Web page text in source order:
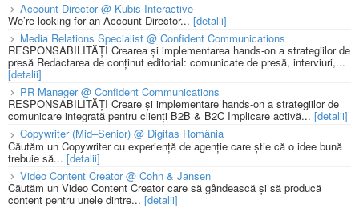
Account Director @ Kubis Interactive
We’re looking for an Account Director... [detalii]
Media Relations Specialist @ Confident Communications
RESPONSABILITĂȚI Crearea și implementarea hands-on a strategiilor de
presă Redactarea de conținut editorial: comunicate de presă, interviuri,...
[detalii]
PR Manager @ Confident Communications
RESPONSABILITĂȚI Creare și implementare hands-on a strategiilor de
comunicare integrată pentru clienți B2B & B2C Implicare activă... [detalii]
Copywriter (Mid–Senior) @ Digitas România
Căutăm un Copywriter cu experiență de agenție care știe că o idee bună
trebuie să... [detalii]
Video Content Creator @ Cohn & Jansen
Căutăm un Video Content Creator care să gândească și să producă
content pentru unele dintre... [detalii]